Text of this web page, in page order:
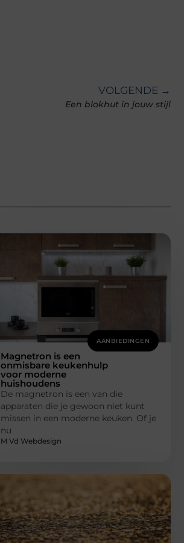
VOLGENDE →
Een blokhut in jouw stijl
AANBIEDINGEN
Magnetron is een
onmisbare keukenhulp
voor moderne
huishoudens
De magnetron is een van die
apparaten die je gewoon niet kunt
missen in een moderne keuken. Of je
nu
M Vd Webdesign